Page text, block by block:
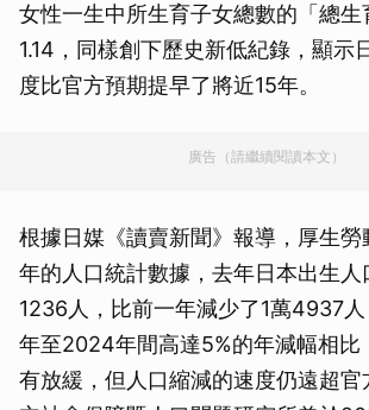
女性一生中所生育子女總數的「總生
1.14，同樣創下歷史新低紀錄，顯示
度比官方預期提早了將近15年。
廣告（請繼續閱讀本文）
根據日媒《讀賣新聞》報導，厚生
年的人口統計數據，去年日本出生
1236人，比前一年減少了1萬4937
年至2024年間高達5%的年減幅相比
有放緩，但人口縮減的速度仍遠超官